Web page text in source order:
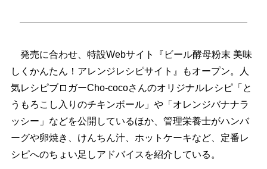
発売に合わせ、特設Webサイト『ビール酵母粉末 美味
しくかんたん！アレンジレシピサイト』もオープン。人
気レシピブロガーCho-cocoさんのオリジナルレシピ「と
うもろこし入りのチキンボール」や「オレンジバナナラ
ッシー」などを公開しているほか、管理栄養士がハンバ
ーグや卵焼き、けんちん汁、ホットケーキなど、定番レ
シピへのちょい足しアドバイスを紹介している。